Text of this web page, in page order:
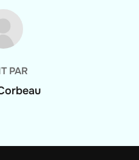
PUBLICATION
PAR